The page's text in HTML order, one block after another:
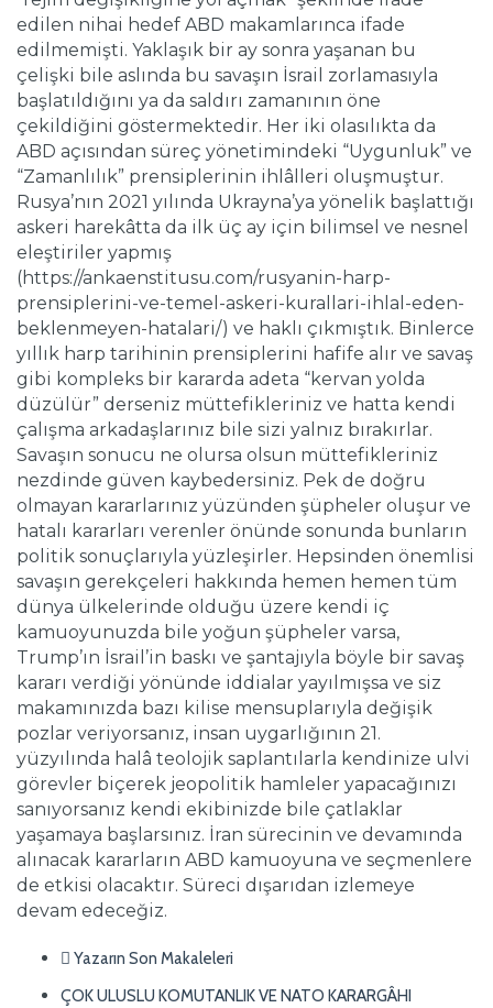
edilen nihai hedef ABD makamlarınca ifade
edilmemişti. Yaklaşık bir ay sonra yaşanan bu
çelişki bile aslında bu savaşın İsrail zorlamasıyla
başlatıldığını ya da saldırı zamanının öne
çekildiğini göstermektedir. Her iki olasılıkta da
ABD açısından süreç yönetimindeki “Uygunluk” ve
“Zamanlılık” prensiplerinin ihlâlleri oluşmuştur.
Rusya’nın 2021 yılında Ukrayna’ya yönelik başlattığı
askeri harekâtta da ilk üç ay için bilimsel ve nesnel
eleştiriler yapmış
(https://ankaenstitusu.com/rusyanin-harp-
prensiplerini-ve-temel-askeri-kurallari-ihlal-eden-
beklenmeyen-hatalari/) ve haklı çıkmıştık. Binlerce
yıllık harp tarihinin prensiplerini hafife alır ve savaş
gibi kompleks bir kararda adeta “kervan yolda
düzülür” derseniz müttefikleriniz ve hatta kendi
çalışma arkadaşlarınız bile sizi yalnız bırakırlar.
Savaşın sonucu ne olursa olsun müttefikleriniz
nezdinde güven kaybedersiniz. Pek de doğru
olmayan kararlarınız yüzünden şüpheler oluşur ve
hatalı kararları verenler önünde sonunda bunların
politik sonuçlarıyla yüzleşirler. Hepsinden önemlisi
savaşın gerekçeleri hakkında hemen hemen tüm
dünya ülkelerinde olduğu üzere kendi iç
kamuoyunuzda bile yoğun şüpheler varsa,
Trump’ın İsrail’in baskı ve şantajıyla böyle bir savaş
kararı verdiği yönünde iddialar yayılmışsa ve siz
makamınızda bazı kilise mensuplarıyla değişik
pozlar veriyorsanız, insan uygarlığının 21.
yüzyılında halâ teolojik saplantılarla kendinize ulvi
görevler biçerek jeopolitik hamleler yapacağınızı
sanıyorsanız kendi ekibinizde bile çatlaklar
yaşamaya başlarsınız. İran sürecinin ve devamında
alınacak kararların ABD kamuoyuna ve seçmenlere
de etkisi olacaktır. Süreci dışarıdan izlemeye
devam edeceğiz.
Yazarın Son Makaleleri
ÇOK ULUSLU KOMUTANLIK VE NATO KARARGÂHI